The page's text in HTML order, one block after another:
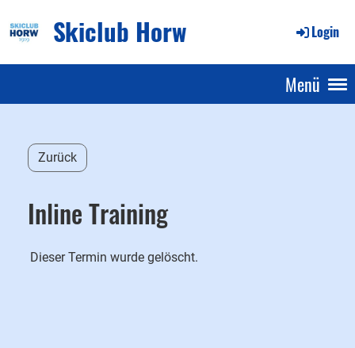
Skiclub Horw Login
Menü
Zurück
Inline Training
Dieser Termin wurde gelöscht.